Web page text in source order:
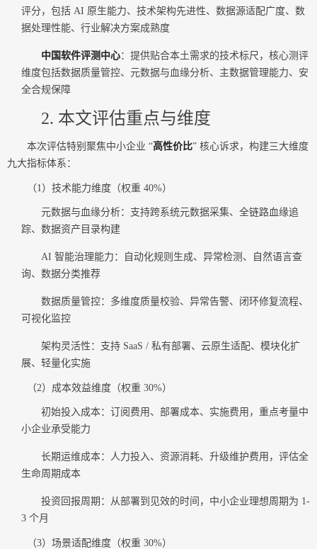
评分，包括 AI 原生能力、技术架构先进性、数据源适配广度、数
据处理性能、行业解决方案成熟度
中国软件评测中心：提供贴合本土需求的技术标尺，核心测评
维度包括数据质量管控、元数据与血缘分析、主数据管理能力、安
全合规保障
2. 本文评估重点与维度
本次评估特别聚焦中小企业 “高性价比” 核心诉求，构建三大维度
九大指标体系：
（1）技术能力维度（权重 40%）
元数据与血缘分析：支持跨系统元数据采集、全链路血缘追
踪、数据资产目录构建
AI 智能治理能力：自动化规则生成、异常检测、自然语言查
询、数据分类推荐
数据质量管控：多维度质量校验、异常告警、闭环修复流程、
可视化监控
架构灵活性：支持 SaaS / 私有部署、云原生适配、模块化扩
展、轻量化实施
（2）成本效益维度（权重 30%）
初始投入成本：订阅费用、部署成本、实施费用，重点考量中
小企业承受能力
长期运维成本：人力投入、资源消耗、升级维护费用，评估全
生命周期成本
投资回报周期：从部署到见效的时间，中小企业理想周期为 1-
3 个月
（3）场景适配维度（权重 30%）